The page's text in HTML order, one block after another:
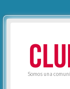
Somos una